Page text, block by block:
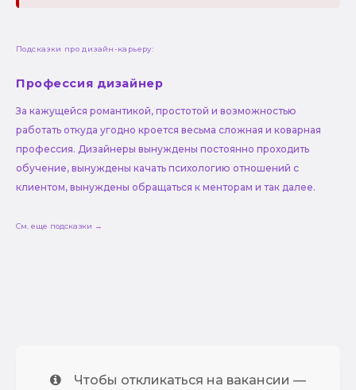
Подсказки про дизайн-карьеру:
Профессия дизайнер
За кажущейся романтикой, простотой и возможностью
работать откуда угодно кроется весьма сложная и коварная
профессия. Дизайнеры вынуждены постоянно проходить
обучение, вынуждены качать психологию отношений с
клиентом, вынуждены обращаться к менторам и так далее.
См. еще подсказки →
Чтобы откликаться на вакансии —